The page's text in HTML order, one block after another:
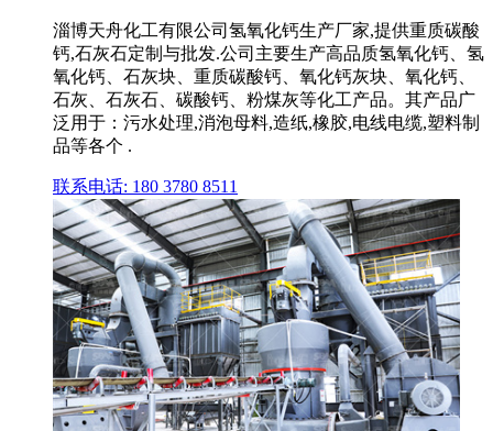
淄博天舟化工有限公司氢氧化钙生产厂家,提供重质碳酸
钙,石灰石定制与批发.公司主要生产高品质氢氧化钙、氢
氧化钙、石灰块、重质碳酸钙、氧化钙灰块、氧化钙、
石灰、石灰石、碳酸钙、粉煤灰等化工产品。其产品广
泛用于：污水处理,消泡母料,造纸,橡胶,电线电缆,塑料制
品等各个 .
联系电话: 180 3780 8511